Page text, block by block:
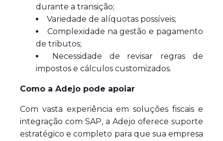
durante a transição;
Variedade de alíquotas possíveis;
Complexidade na gestão e pagamento
de tributos;
Necessidade de revisar regras de
impostos e cálculos customizados.
Como a Adejo pode apoiar
Com vasta experiência em soluções fiscais e
integração com SAP, a Adejo oferece suporte
estratégico e completo para que sua empresa